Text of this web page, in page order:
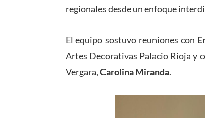
regionales desde un enfoque
El equipo sostuvo reuniones con
Artes Decorativas Palacio Rioja y
Vergara,Carolina Miranda.